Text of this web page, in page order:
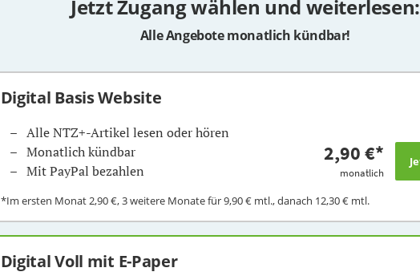
Jetzt Zugang wählen und weiterlesen:
Alle Angebote monatlich kündbar!
Digital Basis Website
Alle NTZ+-Artikel lesen oder hören
Monatlich kündbar
Mit PayPal bezahlen
2,90 €*
monatlich
*Im ersten Monat2,90 €, 3 weitere Monate für9,90 €mtl., danach 12,30 €mtl.
Digital Voll mit E-Paper